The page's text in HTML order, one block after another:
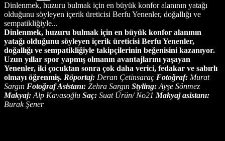
Dinlenmek, huzuru bulmak için en büyük konfor alanının yatağı
olduğunu söyleyen içerik üreticisi Berfu Yenenler, doğallığı ve
sempatikliğiyle...
Dinlenmek, huzuru bulmak için en büyük konfor alanının
yatağı olduğunu söyleyen içerik üreticisi Berfu Yenenler,
doğallığı ve sempatikliğiyle takipçilerinin beğenisini kazanıyor.
Uzun yıllar spor yapmış olmanın avantajlarını yaşayan
Yenenler, iki çocuktan sonra çok daha verici, fedakar ve sabırlı
olmayı öğrenmiş. Röportaj: Deran Çetinsaraç Fotoğraf: Murat
Sargın Fotoğraf Asistanı: Zehra Sargın Styling: Ayşe Sönmez
Makyaj: Alp Kavasoğlu Saç: Suat Ürün/ No21 Makyaj asistanı:
Burak Şener